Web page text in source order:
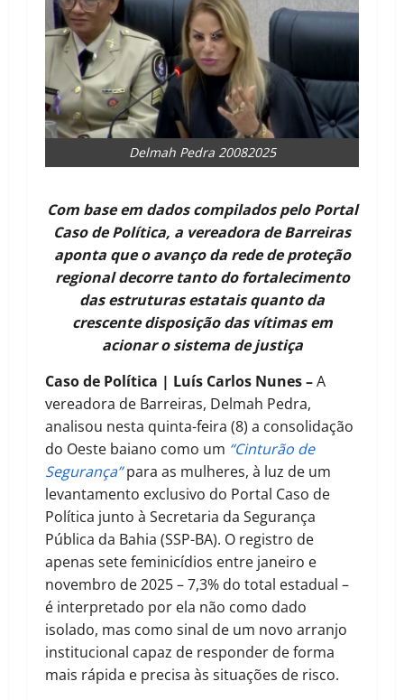
Delmah Pedra 20082025
Com base em dados compilados pelo Portal
Caso de Política, a vereadora de Barreiras
aponta que o avanço da rede de proteção
regional decorre tanto do fortalecimento
das estruturas estatais quanto da
crescente disposição das vítimas em
acionar o sistema de justiça
Caso de Política | Luís Carlos Nunes –A
vereadora de Barreiras, Delmah Pedra,
analisou nesta quinta-feira (8) a consolidação
do Oeste baiano como um “Cinturão de
Segurança”para as mulheres, à luz de um
levantamento exclusivo do Portal Caso de
Política junto à Secretaria da Segurança
Pública da Bahia (SSP-BA). O registro de
apenas sete feminicídios entre janeiro e
novembro de 2025 – 7,3% do total estadual –
é interpretado por ela não como dado
isolado, mas como sinal de um novo arranjo
institucional capaz de responder de forma
mais rápida e precisa às situações de risco.